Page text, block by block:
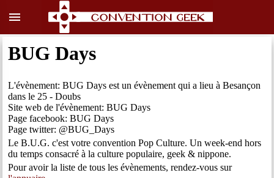
menu
BUG Days
L'évènement: BUG Days est un évènement qui a lieu à Besançon
dans le 25 - Doubs
Site web de l'évènement: BUG Days
Page facebook: BUG Days
Page twitter: @BUG_Days
Le B.U.G. c'est votre convention Pop Culture. Un week-end hors
du temps consacré à la culture populaire, geek & nippone.
Pour avoir la liste de tous les évènements, rendez-vous sur